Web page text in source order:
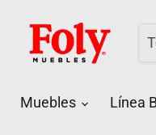
Muebles Línea